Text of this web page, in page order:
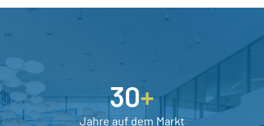
30+
Jahre auf dem Markt